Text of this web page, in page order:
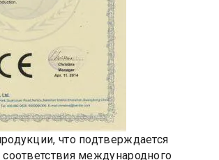
что подтверждается
международного